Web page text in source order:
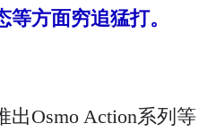
方面穷追猛打。
出Osmo Action系列等